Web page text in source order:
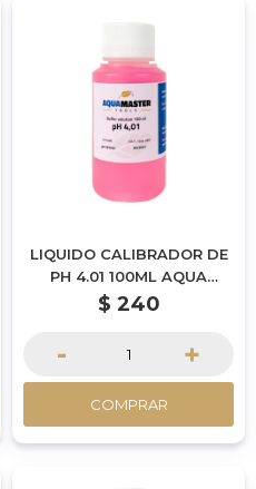
LIQUIDO CALIBRADOR DE
PH 4.01 100ML AQUA
MASTER TOOLS
$ 240
- +
COMPRAR